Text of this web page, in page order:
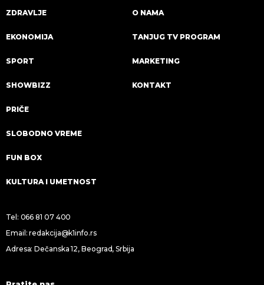
ZDRAVLJE
EKONOMIJA
SPORT
SHOWBIZZ
PRIČE
SLOBODNO VREME
FUN BOX
KULTURA I UMETNOST
O NAMA
TANJUG TV PROGRAM
MARKETING
KONTAKT
Tel: 066 81 07 400
Email:redakcija@k1info.rs
Adresa: Dečanska 12, Beograd, Srbija